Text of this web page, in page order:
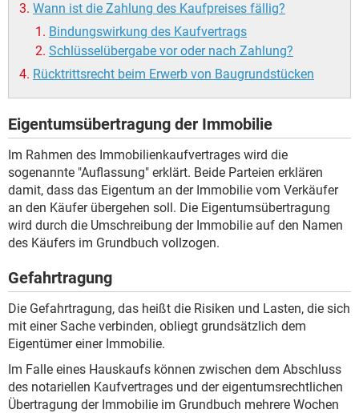
Wann ist die Zahlung des Kaufpreises fällig?
Bindungswirkung des Kaufvertrags
Schlüsselübergabe vor oder nach Zahlung?
Rücktrittsrecht beim Erwerb von Baugrundstücken
Eigentumsübertragung der Immobilie
Im Rahmen des Immobilienkaufvertrages wird die
sogenannte "Auflassung" erklärt. Beide Parteien erklären
damit, dass das Eigentum an der Immobilie vom Verkäufer
an den Käufer übergehen soll. Die Eigentumsübertragung
wird durch die Umschreibung der Immobilie auf den Namen
des Käufers im Grundbuch vollzogen.
Gefahrtragung
Die Gefahrtragung, das heißt die Risiken und Lasten, die sich
mit einer Sache verbinden, obliegt grundsätzlich dem
Eigentümer einer Immobilie.
Im Falle eines Hauskaufs können zwischen dem Abschluss
des notariellen Kaufvertrages und der eigentumsrechtlichen
Übertragung der Immobilie im Grundbuch mehrere Wochen